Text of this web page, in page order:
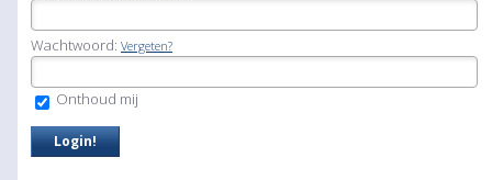
Wachtwoord: Vergeten?
Onthoud mij